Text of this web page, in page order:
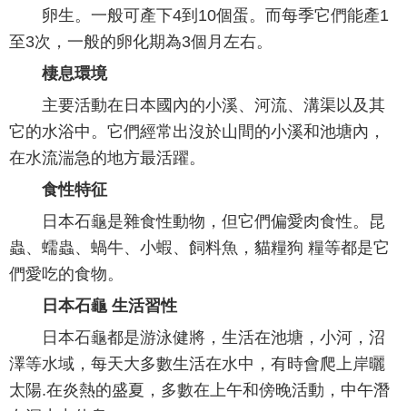
卵生。一般可產下4到10個蛋。而每季它們能產1
至3次，一般的卵化期為3個月左右。
棲息環境
主要活動在日本國內的小溪、河流、溝渠以及其
它的水浴中。它們經常出沒於山間的小溪和池塘內，
在水流湍急的地方最活躍。
食性特征
日本石龜是雜食性動物，但它們偏愛肉食性。昆
蟲、蠕蟲、蝸牛、小蝦、飼料魚，貓糧狗 糧等都是它
們愛吃的食物。
日本石龜 生活習性
日本石龜都是游泳健將，生活在池塘，小河，沼
澤等水域，每天大多數生活在水中，有時會爬上岸曬
太陽.在炎熱的盛夏，多數在上午和傍晚活動，中午潛